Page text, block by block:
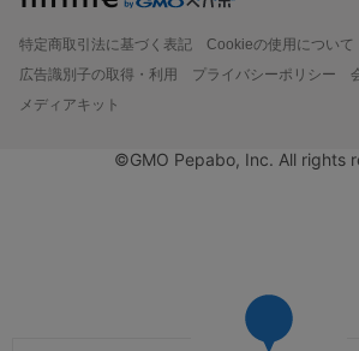
特定商取引法に基づく表記
Cookieの使用について
広告識別子の取得・利用
プライバシーポリシー
メディアキット
©GMO Pepabo, Inc. All rights